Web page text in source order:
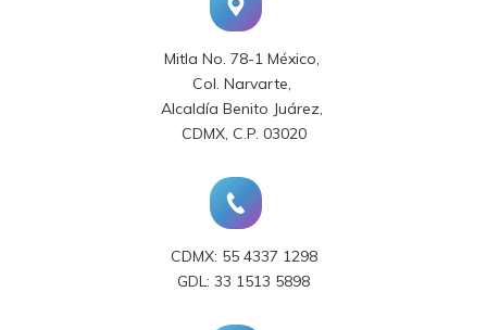
Mitla No. 78-1 México,
Col. Narvarte,
Alcaldía Benito Juárez,
CDMX, C.P. 03020
CDMX: 55 4337 1298
GDL: 33 1513 5898